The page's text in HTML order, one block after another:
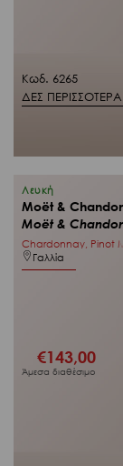
Κωδ. 6265
ΔΕΣ ΠΕΡΙΣΣΟΤΕΡΑ
Λευκή
Moët &
Moët &
Chardonnay, Pinot
Γαλλία
€143,00
Άμεσα διαθέσιμο